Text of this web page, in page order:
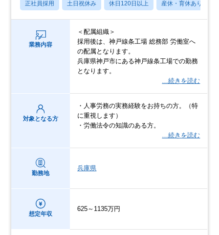
正社員採用 土日祝休み 休日120日以上 産休・育休あり
業務内容
＜配属組織＞
採用後は、神戸線条工場 総務部 労働室へ
の配属となります。
兵庫県神戸市にある神戸線条工場での勤務
となります。
…続きを読む
対象となる方
・人事労務の実務経験をお持ちの方。（特
に重視します）
・労働法令の知識のある方。
…続きを読む
勤務地
兵庫県
想定年収
625～1135万円